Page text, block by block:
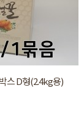
스 D형(2.4kg용)